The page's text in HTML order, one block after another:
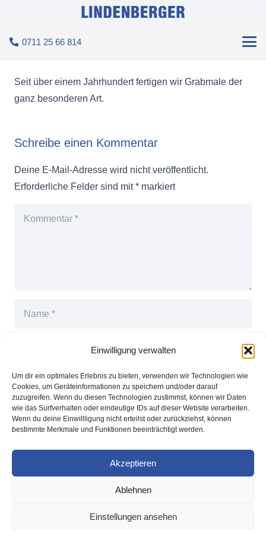
Einwilligung verwalten
Um dir ein optimales Erlebnis zu bieten, verwenden wir Technologien wie
Cookies, um Geräteinformationen zu speichern und/oder darauf
zuzugreifen. Wenn du diesen Technologien zustimmst, können wir Daten
wie das Surfverhalten oder eindeutige IDs auf dieser Website verarbeiten.
Wenn du deine Einwillligung nicht erteilst oder zurückziehst, können
bestimmte Merkmale und Funktionen beeinträchtigt werden.
Akzeptieren
Ablehnen
Einstellungen ansehen
0711 25 66 814
Seit über einem Jahrhundert fertigen wir Grabmale der
ganz besonderen Art.
Schreibe einen Kommentar
Deine E-Mail-Adresse wird nicht veröffentlicht.
Erforderliche Felder sind mit* markiert
Name, E-Mail-Adresse und Website in diesem
Browser für meinen nächsten Kommentar
speichern.
Gerit Fehrmann